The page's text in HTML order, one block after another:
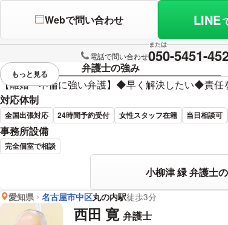
Webで問い合わせ LINE
または
電話で問い合わせ050-5451-
弁護士の強み
【離婚・不倫に強い弁護】◆早く解決したい◆責
対応体制
全国出張対応 24時間予約受付 女性スタッフ在籍 当日相談可
事務所設備
完全個室で相談
小柳津 緑 弁護士
視覚的に省略されている要素を
もっと見る
愛知県 名古屋市中区丸の内駅徒歩3分
西田 寛 弁護士